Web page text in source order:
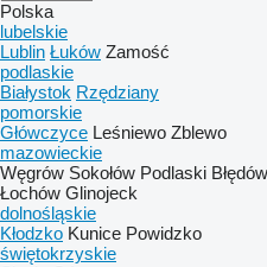
Polska
lubelskie
Lublin Łuków Zamość
podlaskie
Białystok Rzędziany
pomorskie
Główczyce Leśniewo Zblewo
mazowieckie
Węgrów Sokołów Podlaski Błędów
Łochów Glinojeck
dolnośląskie
Kłodzko Kunice Powidzko
świętokrzyskie